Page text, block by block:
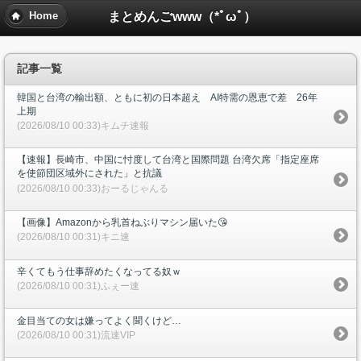
まとめんごwww（*ﾟωﾟ）
Home
記事一覧
韓国と台湾の輸出額、ともに初の日本超え AI特需の恩恵で差 26年
上期
(2026/08/10 00:33)キムチ速報
【速報】長崎市、中国に忖度して台湾と国際問題 台湾欠席「指定座席
を使節団区域外にされた」と抗議
(2026/08/10 00:33)おーるじゃんる
【画像】Amazonから乳首ねぶりマシン届いた😘
(2026/08/10 00:31)キニ速
辛くてもう仕事辞めたくなってる奴ｗ
(2026/08/10 00:31)ふぇー速
金目当ての女は嫌ってよく聞くけど…
(2026/08/10 00:31)流速VIP